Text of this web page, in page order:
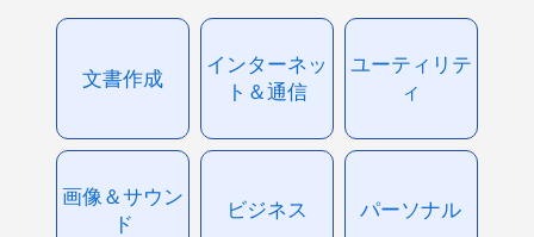
文書作成
インターネッ
ト＆通信
ユーティリテ
ィ
画像＆サウン
ド
ビジネス パーソナル